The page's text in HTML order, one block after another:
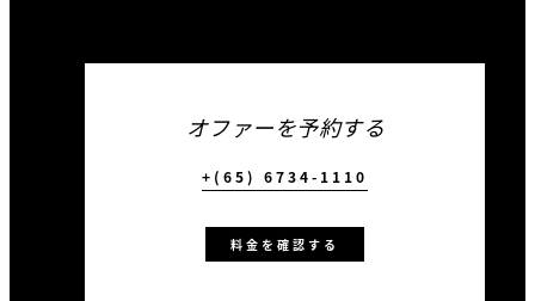
オファーを予約する
+(65) 6734-1110
料金を確認する